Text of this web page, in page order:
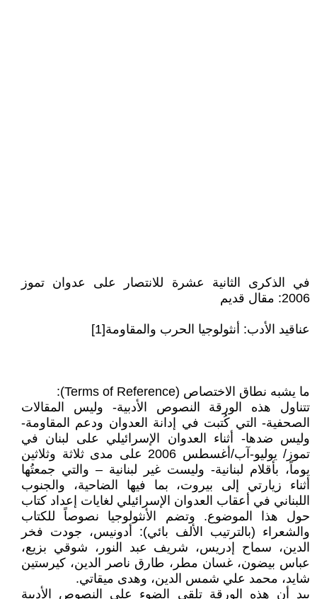
في الذكرى الثانية عشرة للانتصار على عدوان تموز
2006: مقال قديم
عناقيد الأدب: أنثولوجيا الحرب والمقاومة[1]
ما يشبه نطاق الاختصاص (Terms of Reference):
تتناول هذه الورقة النصوص الأدبية- وليس المقالات
الصحفية- التي كُتبت في إدانة العدوان ودعم المقاومة-
وليس ضدها- أثناء العدوان الإسرائيلي على لبنان في
تموز/ يوليو-آب/أغسطس 2006 على مدى ثلاثة وثلاثين
يوماً، بأقلام لبنانية- وليست غير لبنانية – والتي جمعتُها
أثناء زيارتي إلى بيروت، بما فيها الضاحية، والجنوب
اللبناني في أعقاب العدوان الإسرائيلي لغايات إعداد كتاب
حول هذا الموضوع. وتضم الأنثولوجيا نصوصاً للكتاب
والشعراء (بالترتيب الألف بائي): أدونيس، جودت فخر
الدين، سماح إدريس، شريف عبد النور، شوقي بزيع،
عباس بيضون، غسان مطر، طارق ناصر الدين، كيرستين
شايد، محمد علي شمس الدين، وهدى ميقاتي.
بيد أن هذه الورقة تلقي الضوء على النصوص الأدبية